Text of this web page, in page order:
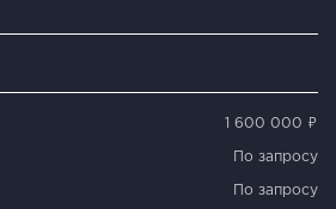
1 600 000 ₽
По запросу
По запросу